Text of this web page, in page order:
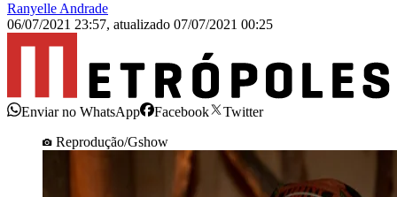
Ranyelle Andrade
06/07/2021 23:57, atualizado 07/07/2021 00:25
Enviar no WhatsApp Facebook
Twitter
Reprodução/Gshow